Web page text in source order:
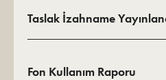
Taslak İzahname
Fon Kullanım Raporu